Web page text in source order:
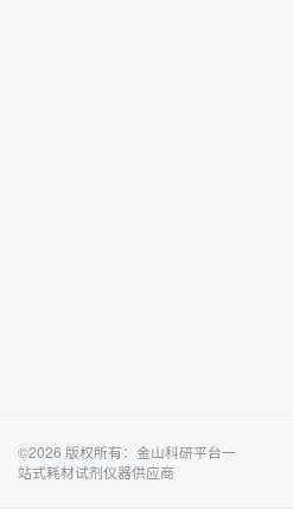
©2026 版权所有：金山科研平台一
站式耗材试剂仪器供应商